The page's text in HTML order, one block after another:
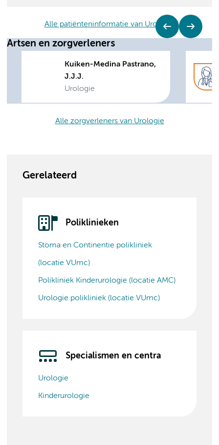
Alle patiënteninformatie van Urologie
Artsen en zorgverleners
Kuiken-Medina Pastrano,
J.J.J.
Urologie
Alle zorgverleners van Urologie
Gerelateerd
Poliklinieken
Stoma en Continentie polikliniek
(locatie VUmc)
Polikliniek Kinderurologie (locatie AMC)
Urologie polikliniek (locatie VUmc)
Specialismen en centra
Urologie
Kinderurologie